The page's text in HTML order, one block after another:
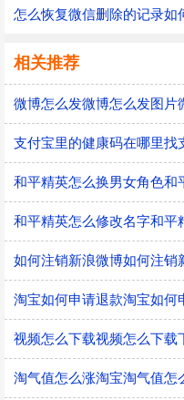
相关推荐
微博怎么发微博怎么发图片
和平精英怎么换男女角色和
和平精英怎么修改名字和平
如何注销新浪微博如何注销
视频怎么下载视频怎么下载
淘气值怎么涨淘宝淘气值怎